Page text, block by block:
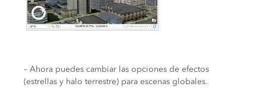
– Ahora puedes cambiar las opciones de efectos
(estrellas y halo terrestre) para escenas globales.